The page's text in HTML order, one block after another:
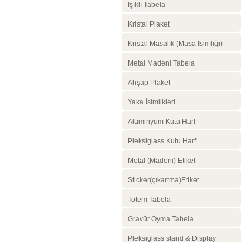
Işıklı Tabela
Kristal Plaket
Kristal Masalık (Masa İsimliği)
Metal Madeni Tabela
Ahşap Plaket
Yaka İsimlikleri
Alüminyum Kutu Harf
Pleksiglass Kutu Harf
Metal (Madeni) Etiket
Sticker(çıkartma)Etiket
Totem Tabela
Gravür Oyma Tabela
Pleksiglass stand & Display